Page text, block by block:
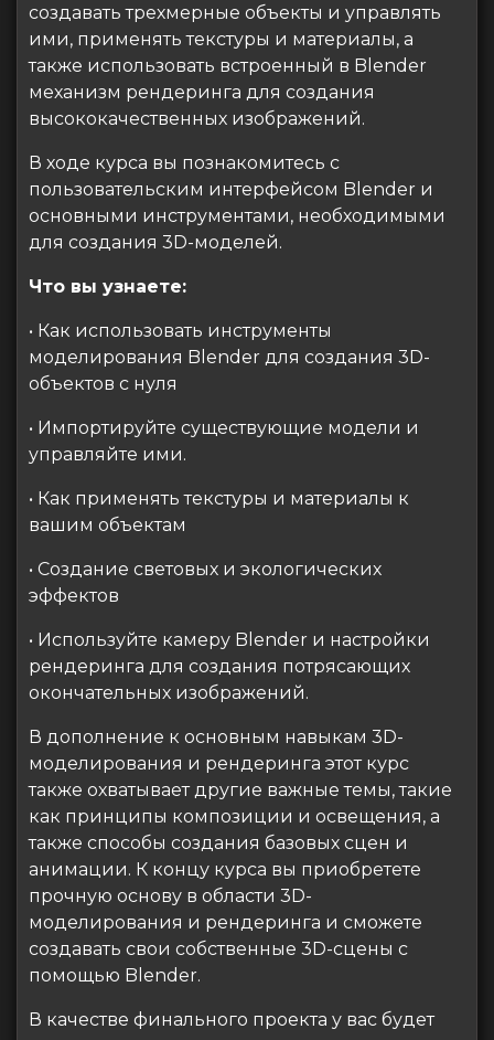
создавать трехмерные объекты и управлять
ими, применять текстуры и материалы, а
также использовать встроенный в Blender
механизм рендеринга для создания
высококачественных изображений.
В ходе курса вы познакомитесь с
пользовательским интерфейсом Blender и
основными инструментами, необходимыми
для создания 3D-моделей.
Что вы узнаете:
• Как использовать инструменты
моделирования Blender для создания 3D-
объектов с нуля
• Импортируйте существующие модели и
управляйте ими.
• Как применять текстуры и материалы к
вашим объектам
• Создание световых и экологических
эффектов
• Используйте камеру Blender и настройки
рендеринга для создания потрясающих
окончательных изображений.
В дополнение к основным навыкам 3D-
моделирования и рендеринга этот курс
также охватывает другие важные темы, такие
как принципы композиции и освещения, а
также способы создания базовых сцен и
анимации. К концу курса вы приобретете
прочную основу в области 3D-
моделирования и рендеринга и сможете
создавать свои собственные 3D-сцены с
помощью Blender.
В качестве финального проекта у вас будет